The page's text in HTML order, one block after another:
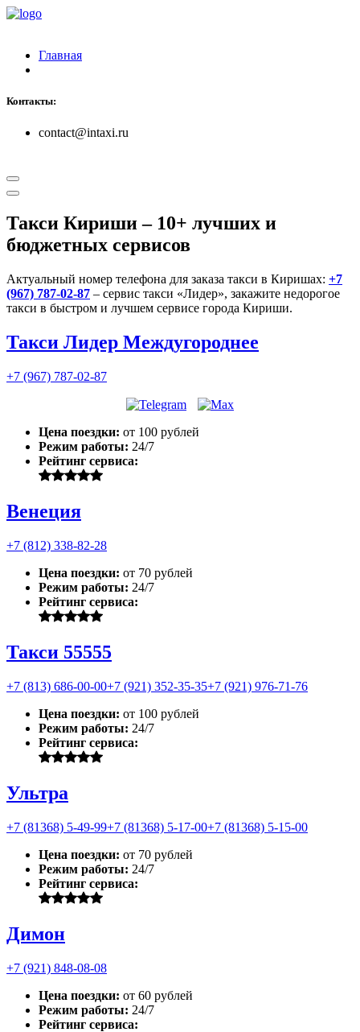
Главная
Контакты:
contact@intaxi.ru
Такси Кириши– 10+ лучших и
бюджетных сервисов
Актуальный номер телефона для заказа такси в Киришах: +7
(967) 787-02-87 – сервис такси «Лидер», закажите недорогое
такси в быстром и лучшем сервисе города Кириши.
Такси Лидер Междугороднее
+7 (967) 787-02-87
Цена поездки: от 100 рублей
Режим работы: 24/7
Рейтинг сервиса:
Венеция
+7 (812) 338-82-28
Цена поездки: от 70 рублей
Режим работы: 24/7
Рейтинг сервиса:
Такси 55555
+7 (813) 686-00-00+7 (921) 352-35-35+7 (921) 976-71-76
Цена поездки: от 100 рублей
Режим работы: 24/7
Рейтинг сервиса:
Ультра
+7 (81368) 5-49-99+7 (81368) 5-17-00+7 (81368) 5-15-00
Цена поездки: от 70 рублей
Режим работы: 24/7
Рейтинг сервиса:
Димон
+7 (921) 848-08-08
Цена поездки: от 60 рублей
Режим работы: 24/7
Рейтинг сервиса: